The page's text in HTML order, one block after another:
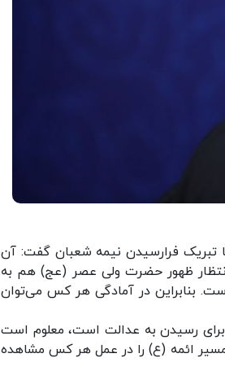
تبریک فرارسیدن نیمه شعبان گفت: آن
ظهور حضرت ولی عصر (عج) هم به
بنابراین در آمادگی‌ هر کس می‌توان
رسیدن به عدالت است، معلوم است
ائمه (ع) را در عمل هر کس مشاهده